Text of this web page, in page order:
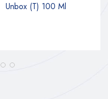
Unbox (T) 100 Ml